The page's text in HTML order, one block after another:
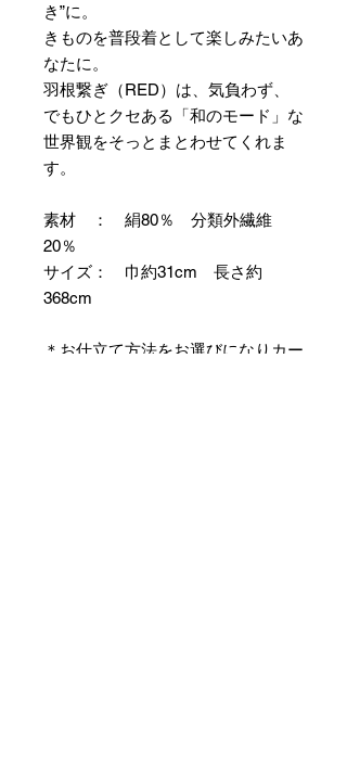
き”に。
きものを普段着として楽しみたいあ
なたに。
羽根繋ぎ（RED）は、気負わず、
でもひとクセある「和のモード」な
世界観をそっとまとわせてくれま
す。
素材 ： 絹80％ 分類外繊維
20％
サイズ： 巾約31cm 長さ約
368cm
＊お仕立て方法をお選びになりカー